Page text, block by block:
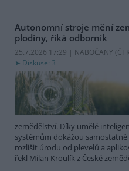
Autonomní stroje mění
plodiny, říká odborník
25.7.2026 17:29 | NABOČANY (
Diskuse: 3
zemědělství. Díky umělé
systémům dokážou
rozlišit úrodu od plevelů a
řekl Milan Kroulík z České